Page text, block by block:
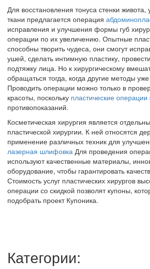
Для восстановления тонуса стенки
ткани предлагается операция
исправления и улучшения формы губ
операции по их увеличению. Опытные
способны творить чудеса, они смогут
ушей, сделать интимную пластику,
подтяжку лица. Но к хирургическому
обращаться тогда, когда другие методы
Проводить операции можно только в
красоты, поскольку пластические операции
противопоказаний.
Косметическая хирургия является
пластической хирургии. К ней относятся
применение различных техник для
лазерная шлифовка Для проведения
используют качественные материалы,
оборудование, чтобы гарантировать
Стоимость услуг пластических хирургов
операции со скидкой позволят купоны,
подобрать проект Купоника.
Категории: